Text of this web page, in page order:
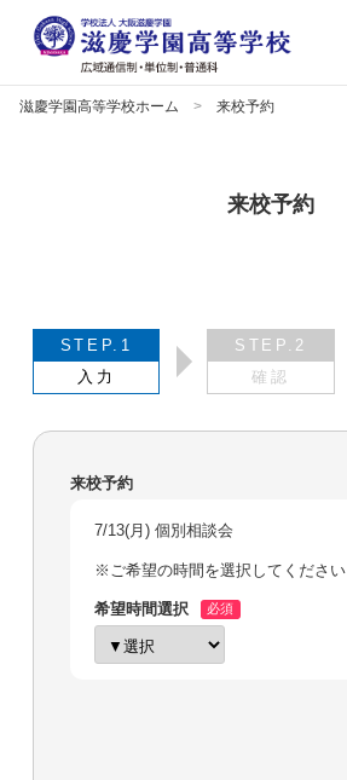
滋慶学園高等学校ホーム 来校予約
来校予約
STEP.1
入力
STEP.2
確認
来校予約
7/13(月) 個別相談会
※ご希望の時間を選択してください
希望時間選択